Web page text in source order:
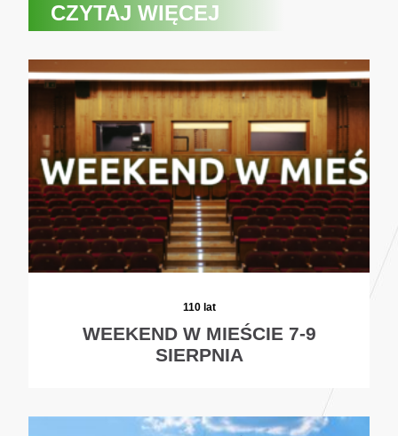
CZYTAJ WIĘCEJ
110 lat
WEEKEND W MIEŚCIE 7-9
SIERPNIA